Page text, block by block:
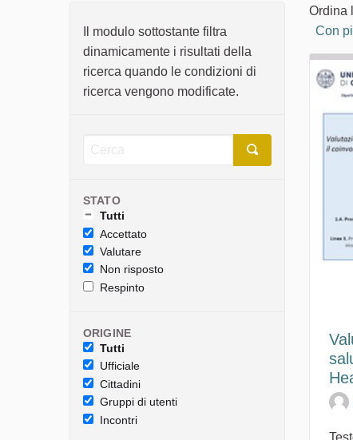
Il modulo sottostante filtra
dinamicamente i risultati della
ricerca quando le condizioni di
ricerca vengono modificate.
STATO
Tutti
Accettato
Valutare
Non risposto
Respinto
ORIGINE
Tutti
Ufficiale
Cittadini
Gruppi di utenti
Incontri
Ordina
Con